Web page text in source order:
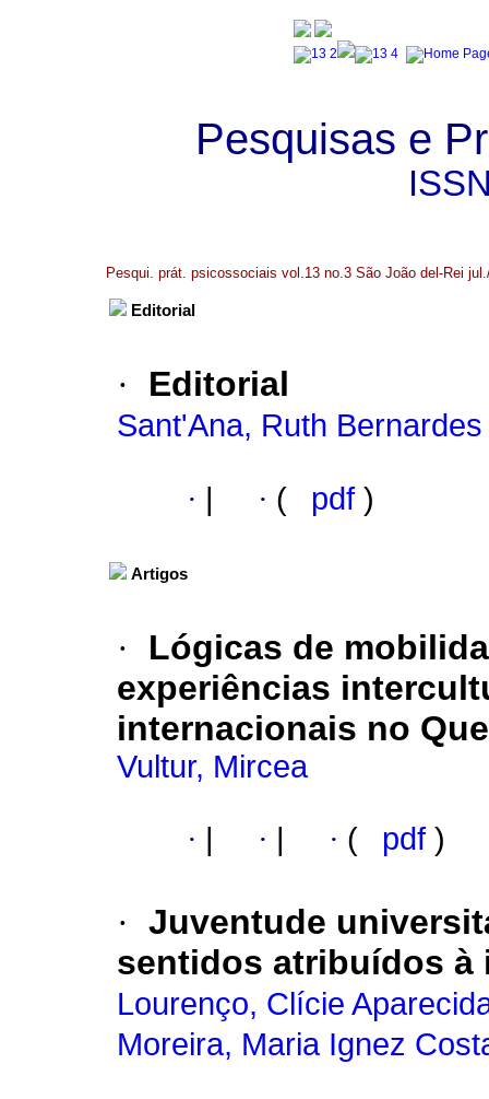
Pesquisas e
Pesqui. prát. psicossociais vol.13 no.3 São João del-Rei
Editorial
· Editorial
Sant'Ana, Ruth
· · ( pdf )
Artigos
·
Lógicas de
experiências
internacionais no
Vultur, Mircea
· · · ( pdf )
· Juventude
sentidos atribuídos à
Lourenço, Clície
Moreira, Maria Ignez